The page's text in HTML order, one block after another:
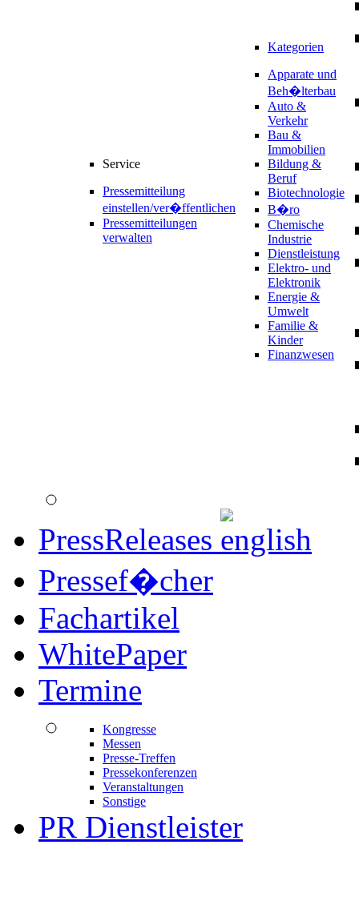
Service
Pressemitteilung
einstellen/ver�ffentlichen
Pressemitteilungen
verwalten
Kategorien
Apparate und
Beh�lterbau
Auto &
Verkehr
Bau &
Immobilien
Bildung &
Beruf
Biotechnologie
B�ro
Chemische
Industrie
Dienstleistung
Elektro- und
Elektronik
Energie &
Umwelt
Familie &
Kinder
Finanzwesen
PressReleases
Pressef�cher
Fachartikel
WhitePaper
Termine
Kongresse
Messen
Presse-Treffen
Pressekonferenzen
Veranstaltungen
Sonstige
PR Dienstleister